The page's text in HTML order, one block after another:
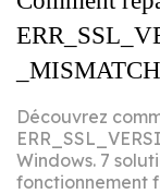
_MISMATCH
Découvrez
Windows. 7
fonctionnement